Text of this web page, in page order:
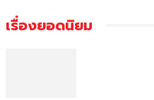
เรื่องยอดนิยม